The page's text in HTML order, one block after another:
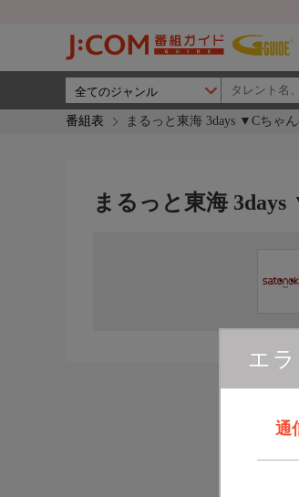
番組表 まるっと東海 3days ▼Cちゃ
エ
通
まるっと東海